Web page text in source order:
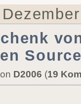
D2006 (19